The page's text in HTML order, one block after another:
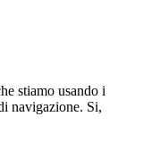
stiamo usando i
navigazione. Si,